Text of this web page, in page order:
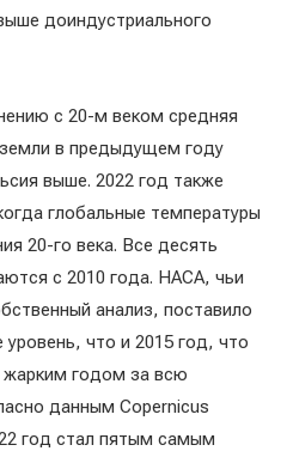
доиндустриального
с 20-м веком средняя
в предыдущем году
выше. 2022 год также
глобальные температуры
20-го века. Все десять
с 2010 года. НАСА, чьи
анализ, поставило
что и 2015 год, что
годом за всю
данным Copernicus
год стал пятым самым